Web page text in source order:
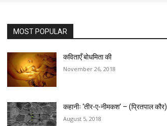
MOST POPULAR
कविताएँ बोधमिता की
November 26, 2018
कहानीः ‘तीर-ए-नीमकश’ – (प्रितपाल कौर)
August 5, 2018